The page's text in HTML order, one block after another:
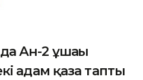
Ан-2 ұшағы
адам қаза тапты